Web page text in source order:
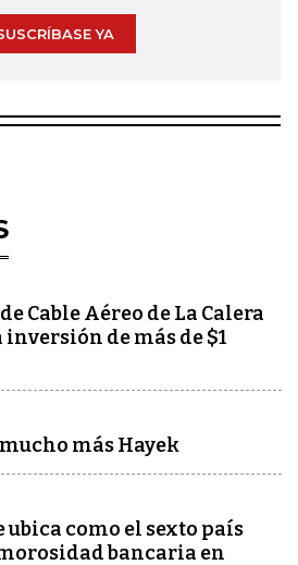
YA
Cable Aéreo de La Calera
de más de $1
más Hayek
ubica como el sexto país
bancaria en